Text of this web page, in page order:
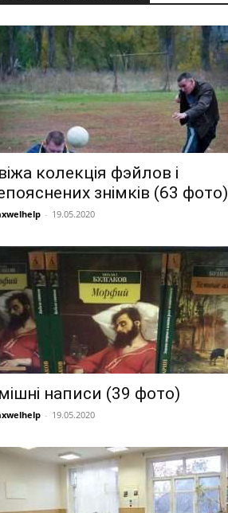
колекція фэйлов і
знімків (63 фото)
- 19.05.2020
написи (39 фото)
- 19.05.2020